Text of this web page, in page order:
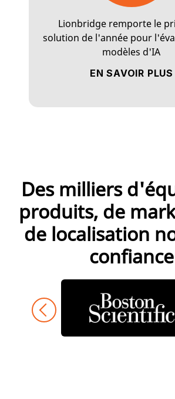
EN SAVOIR PLUS
Lionbridge remporte le
solution de l'année pour
modèles d'IA
Des milliers
produits, de
de localisation
confiance